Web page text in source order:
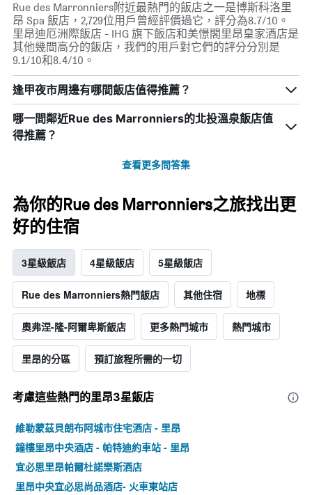
Rue des Marronniers附近最熱門的飯店之一是博斯科洛里
昂 Spa 飯店，2,729位用戶曾經評價過它，評分為8.7/10。
里昂迪厄洲際飯店 - IHG 旗下飯店和美憬閣里昂皇家酒店是
其他幾間高分的飯店，我們的用戶對它們的評分分別是
9.1/10和8.4/10。
逢甲夜市周邊有哪間飯店值得推薦？
哪一間鄰近Rue des Marronniers的北投溫泉飯店值
得推薦？
查看更多問答集
為你的Rue des Marronniers之旅找出更
好的住宿
3星級飯店 4星級飯店 5星級飯店
Rue des Marronniers熱門飯店 其他住宿 地標
奧弗涅-隆-阿爾卑斯飯店 更多熱門城市 熱門城市
里昂的分區 預訂旅程所需的一切
考慮這些熱門的里昂3星​飯店
維勒蒙茲貝朗布阿城市住宅酒店 - 里昂
鐘樓里昂中央酒店 - 帕特迪約車站 - 里昂
宜必思里昂帕爾杜諾樂斯酒店
里昂中央宜必思尚品酒店- 火車東站店